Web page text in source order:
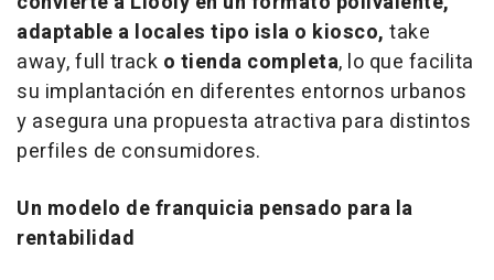
adaptable a locales tipo isla o kiosco, take
away, full track o tienda completa, lo que facilita
su implantación en diferentes entornos urbanos
y asegura una propuesta atractiva para distintos
perfiles de consumidores.
Un modelo de franquicia pensado para la
rentabilidad